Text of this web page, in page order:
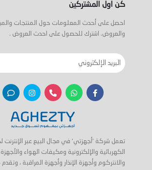
كن اول المشتركين
احصل على أحدث المعلومات حول المنتجات
والعروض. اشترك للحصول على احدث العروض .
تعمل شركة 'أجهزتي' في مجال البيع عبر الإنترنت
الكهربائية والإلكترونية ومكيفات الهواء
والانتركوم وأجهزة الإنذار وأجهزة المراقبة ،